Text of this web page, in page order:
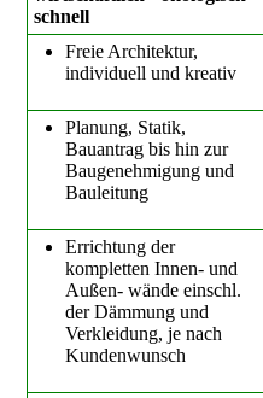
schnell
Freie Architektur,
individuell und kreativ
Planung, Statik,
Bauantrag bis hin zur
Baugenehmigung und
Bauleitung
Errichtung der
kompletten Innen- und
Außen- wände einschl.
der Dämmung und
Verkleidung, je nach
Kundenwunsch